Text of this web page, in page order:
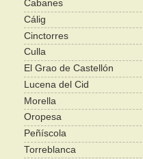
Cabanes
Cálig
Cinctorres
Culla
El Grao de Castellón
Lucena del Cid
Morella
Oropesa
Peñíscola
Torreblanca